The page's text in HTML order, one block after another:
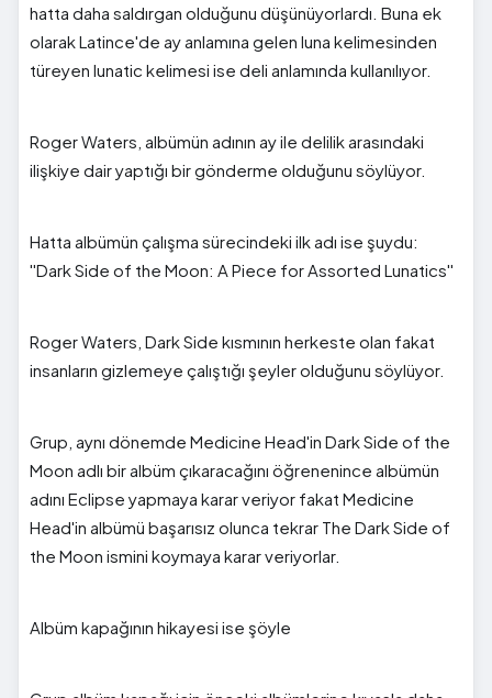
hatta daha saldırgan olduğunu düşünüyorlardı. Buna ek
olarak Latince'de ay anlamına gelen luna kelimesinden
türeyen lunatic kelimesi ise deli anlamında kullanılıyor.
Roger Waters, albümün adının ay ile delilik arasındaki
ilişkiye dair yaptığı bir gönderme olduğunu söylüyor.
Hatta albümün çalışma sürecindeki ilk adı ise şuydu:
''Dark Side of the Moon: A Piece for Assorted Lunatics''
Roger Waters, Dark Side kısmının herkeste olan fakat
insanların gizlemeye çalıştığı şeyler olduğunu söylüyor.
Grup, aynı dönemde Medicine Head'in Dark Side of the
Moon adlı bir albüm çıkaracağını öğrenenince albümün
adını Eclipse yapmaya karar veriyor fakat Medicine
Head'in albümü başarısız olunca tekrar The Dark Side of
the Moon ismini koymaya karar veriyorlar.
Albüm kapağının hikayesi ise şöyle